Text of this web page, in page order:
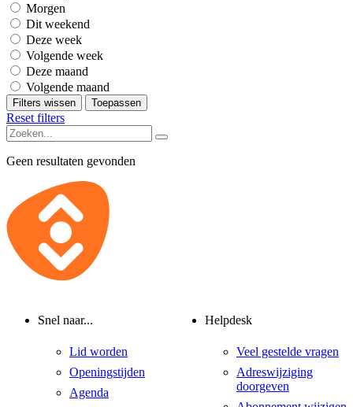
Morgen
Dit weekend
Deze week
Volgende week
Deze maand
Volgende maand
Filters wissen Toepassen
Reset filters
Geen resultaten gevonden
Snel naar...
Lid worden
Openingstijden
Agenda
Helpdesk
Veel gestelde vragen
Adreswijziging
doorgeven